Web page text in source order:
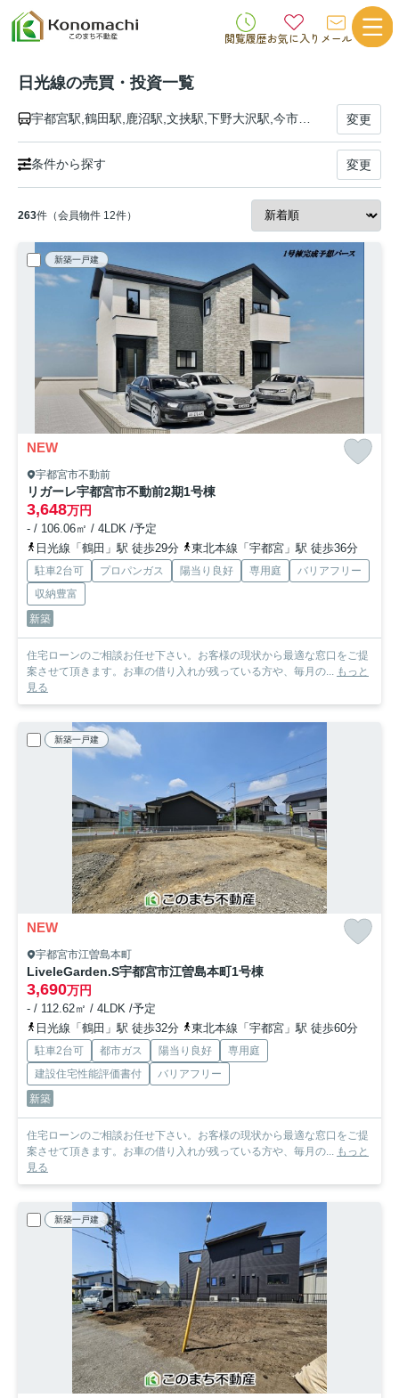
閲覧履歴お気に入り メール
日光線の売買・投資一覧
宇都宮駅,鶴田駅,鹿沼駅,文挟駅,下野大沢駅,今市駅,日光駅 変更
条件から探す 変更
263件（会員物件 12件）
新築一戸建
NEW
宇都宮市不動前
リガーレ宇都宮市不動前2期1号棟
3,648万円
- / 106.06㎡ / 4LDK /予定
日光線「鶴田」駅 徒歩29分
東北本線「宇都宮」駅 徒歩36分
駐車2台可 プロパンガス 陽当り良好 専用庭
バリアフリー
収納豊富
新築
住宅ローンのご相談お任せ下さい。お客様の現状から最適な窓口をご提
案させて頂きます。お車の借り入れが残っている方や、毎月の...
もっと
見る
新築一戸建
NEW
宇都宮市江曽島本町
LiveleGarden.S宇都宮市江曽島本町1号棟
3,690万円
- / 112.62㎡ / 4LDK /予定
日光線「鶴田」駅 徒歩32分
東北本線「宇都宮」駅 徒歩60分
駐車2台可 都市ガス 陽当り良好
専用庭
建設住宅性能評価書付
バリアフリー
新築
住宅ローンのご相談お任せ下さい。お客様の現状から最適な窓口をご提
案させて頂きます。お車の借り入れが残っている方や、毎月の...
もっと
見る
新築一戸建